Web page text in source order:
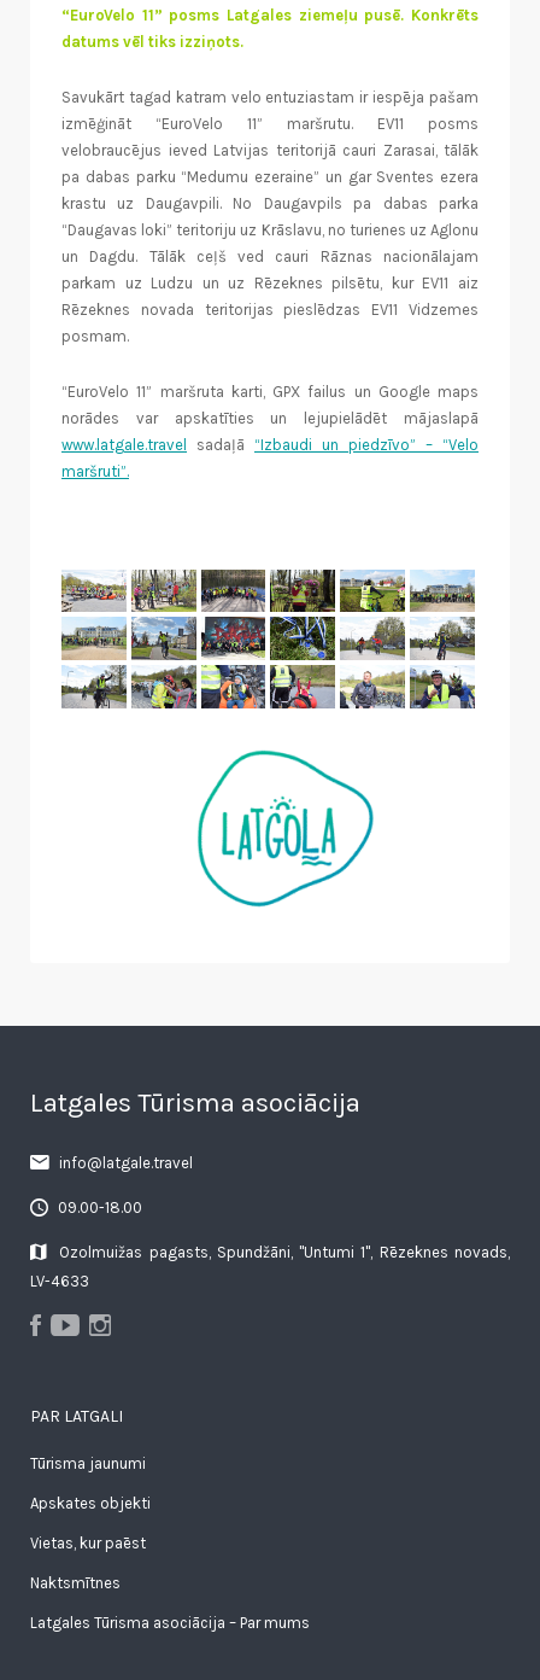
“EuroVelo 11” posms Latgales ziemeļu pusē. Konkrēts
datums vēl tiks izziņots.
Savukārt tagad katram velo entuziastam ir iespēja pašam
izmēģināt “EuroVelo 11” maršrutu. EV11 posms
velobraucējus ieved Latvijas teritorijā cauri Zarasai, tālāk
pa dabas parku “Medumu ezeraine” un gar Sventes ezera
krastu uz Daugavpili. No Daugavpils pa dabas parka
“Daugavas loki” teritoriju uz Krāslavu, no turienes uz Aglonu
un Dagdu. Tālāk ceļš ved cauri Rāznas nacionālajam
parkam uz Ludzu un uz Rēzeknes pilsētu, kur EV11 aiz
Rēzeknes novada teritorijas pieslēdzas EV11 Vidzemes
posmam.
“EuroVelo 11” maršruta karti, GPX failus un Google maps
norādes var apskatīties un lejupielādēt mājaslapā
www.latgale.travel sadaļā “Izbaudi un piedzīvo” – “Velo
maršruti”.
Latgales Tūrisma asociācija
info@latgale.travel
09.00-18.00
Ozolmuižas pagasts, Spundžāni, "Untumi 1", Rēzeknes novads,
LV-4633
PAR LATGALI
Tūrisma jaunumi
Apskates objekti
Vietas, kur paēst
Naktsmītnes
Latgales Tūrisma asociācija – Par mums